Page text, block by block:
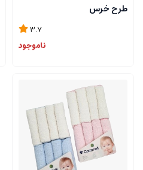
طرح خرس
3.7
ناموجود